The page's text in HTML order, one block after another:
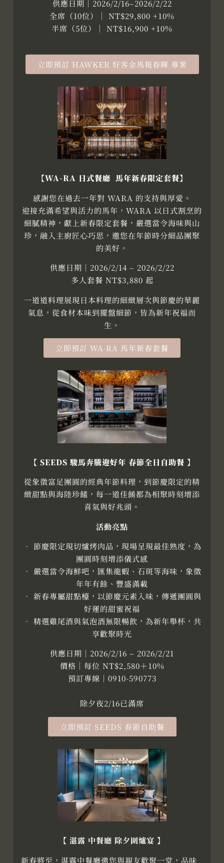
供應日期｜2026/2/16–2026/2/22
全席（10位）｜ NT$29,800 +10%
半席（5位）｜ NT$16,900 +10%
立即預訂 HAWKER 好客金馬報春暉 專案
【WA-RA 日式餐廳 馬年新春限定套餐】
感謝您在過去一年對 WARA 的支持與厚愛。
迎接充滿希望與活力的馬年，WARA 以日式割烹的
細膩精神，獻上新春限定套餐，嚴選當令海味與山
珍，融入主廚匠心巧思，邀您在年節時分細品團聚
的美好。
供應日期｜2026/2/14 – 2026/2/22
多人套餐 NT$3,880 起
一道道料理展現日本料理的細緻層次與節慶的華麗
氣息，從食材本味到擺盤細節，皆為新年祝福而
生。
立即預訂 WA-RA 馬年新春套餐
【 SEEDS 駿馬奔騰迎好年 春節全日自助餐 】
從象徵富足團圓的經典年節料理，到節慶限定的精
緻甜點與海陸珍饈，每一道佳餚都為相聚時刻增添
喜氣與好兆頭。
活動亮點
• 節慶限定現切爐烤肉品，現場呈現最佳熟度，為
團圓時刻增添儀式感
• 嚴選當令海鮮吧，匯集龍蝦、石斑等海味，象徵
年年有餘、豐盛滿載
• 新春專屬甜點檯，以節慶元素入味，傳遞團圓與
好運的甜蜜祝福
• 精選雞尾酒與氣泡酒無限暢飲，為新年舉杯，共
享歡聚時光
供應日期｜2026/2/16 – 2026/2/21
價格｜每位 NT$2,580＋10%
預訂專線｜0910-590773
除夕夜2/16已滿席
立即預訂 SEEDS 春節自助餐
【 湛露 中餐廳 除夕圍爐宴 】
新春將至，湛露中餐廳邀您與親友歡聚一堂，品味